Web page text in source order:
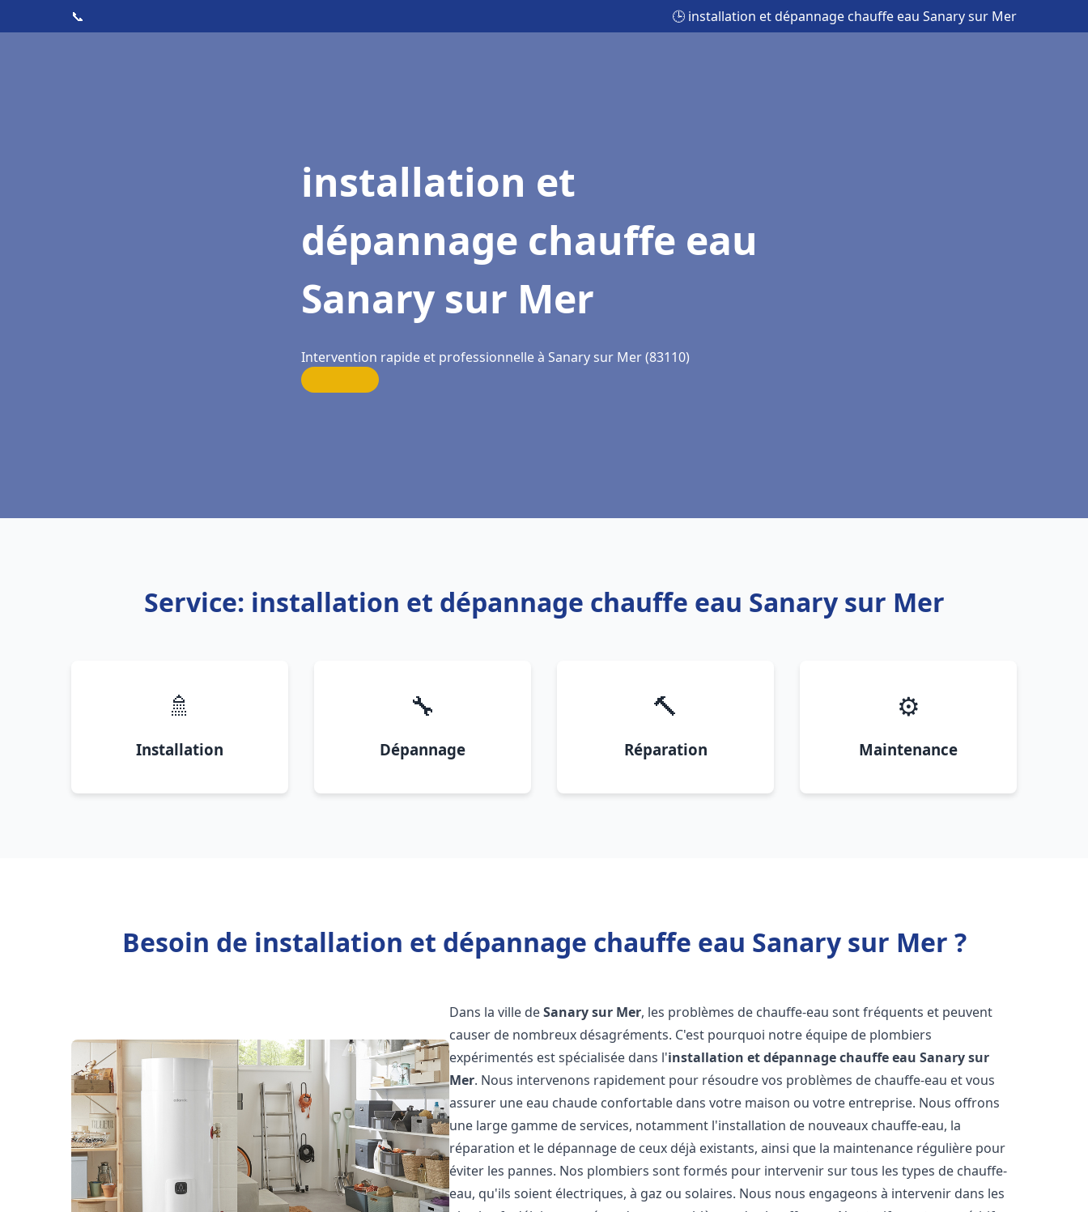
📞 🕒 installation et dépannage chauffe eau Sanary sur Mer
installation et
dépannage chauffe eau
Sanary sur Mer
Intervention rapide et professionnelle à Sanary sur Mer (83110)
Service: installation et dépannage chauffe eau Sanary sur Mer
🚿
Installation
🔧
Dépannage
🔨
Réparation
⚙️
Maintenance
Besoin de installation et dépannage chauffe eau Sanary sur Mer ?
Dans la ville deSanary sur Mer, les problèmes de chauffe-eau sont fréquents et peuvent
causer de nombreux désagréments. C'est pourquoi notre équipe de plombiers
expérimentés est spécialisée dans l'installation et dépannage chauffe eau Sanary sur
Mer. Nous intervenons rapidement pour résoudre vos problèmes de chauffe-eau et vous
assurer une eau chaude confortable dans votre maison ou votre entreprise. Nous offrons
une large gamme de services, notamment l'installation de nouveaux chauffe-eau, la
réparation et le dépannage de ceux déjà existants, ainsi que la maintenance régulière pour
éviter les pannes. Nos plombiers sont formés pour intervenir sur tous les types de chauffe-
eau, qu'ils soient électriques, à gaz ou solaires. Nous nous engageons à intervenir dans les